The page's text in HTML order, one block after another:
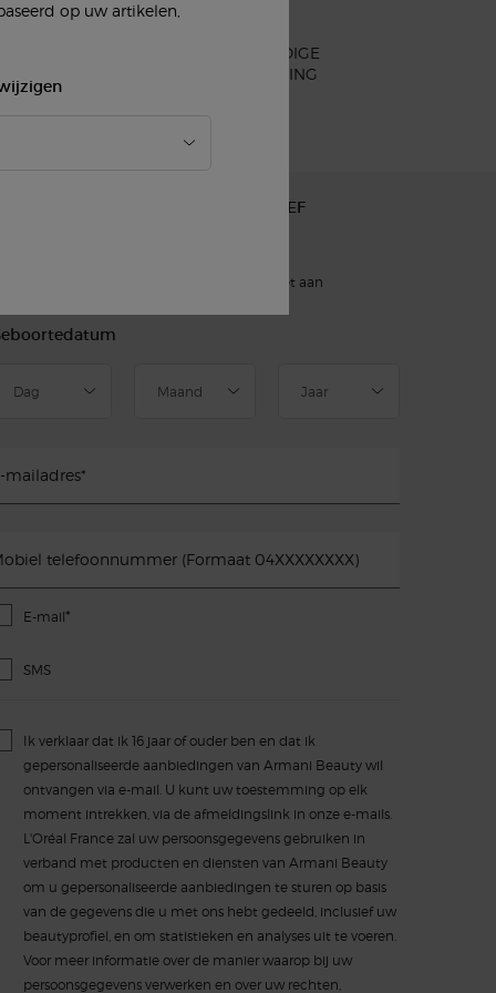
EENVOUDIGE
AFREKENING
VOOR ONZE NIEUWSBRIEF
Geef ik liever niet aan
mailadres*
telefoonnummer (Formaat 04XXXXXXXX)
E-mail*
SMS
Ik verklaar dat ik 16 jaar of ouder ben en dat ik
gepersonaliseerde aanbiedingen van Armani Beauty wil
ontvangen via e-mail. U kunt uw toestemming op elk
moment intrekken, via de afmeldingslink in onze e-mails.
L'Oréal France zal uw persoonsgegevens gebruiken in
verband met producten en diensten van Armani Beauty
om u gepersonaliseerde aanbiedingen te sturen op basis
van de gegevens die u met ons hebt gedeeld, inclusief uw
beautyprofiel, en om statistieken en analyses uit te voeren.
Voor meer informatie over de manier waarop bij uw
persoonsgegevens verwerken en over uw rechten,
op uw artikelen,